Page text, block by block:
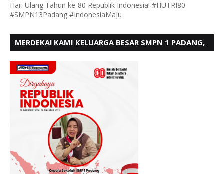
Hari Ulang Tahun ke-80 Republik Indonesia! #HUTRI80
#SMPN13Padang #IndonesiaMaju
MERDEKA! KAMI KELUARGA BESAR SMPN 1 PADANG,